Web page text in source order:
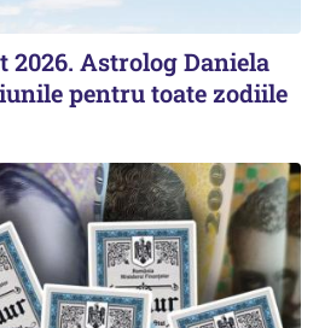
2026. Astrolog Daniela
pentru toate zodiile